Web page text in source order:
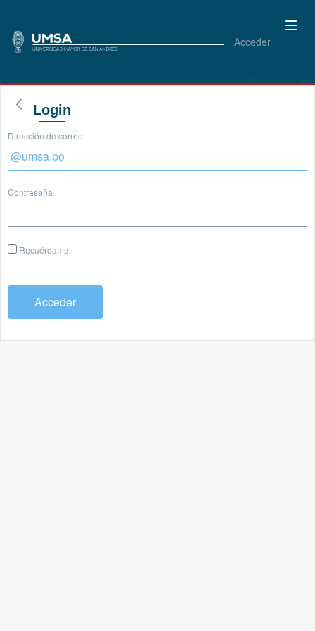
Acceder
Login
Dirección de correo
Contraseña
Recuérdame
Acceder